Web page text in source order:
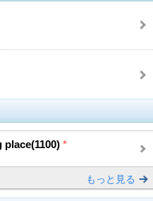
place(1100) *
もっと見る